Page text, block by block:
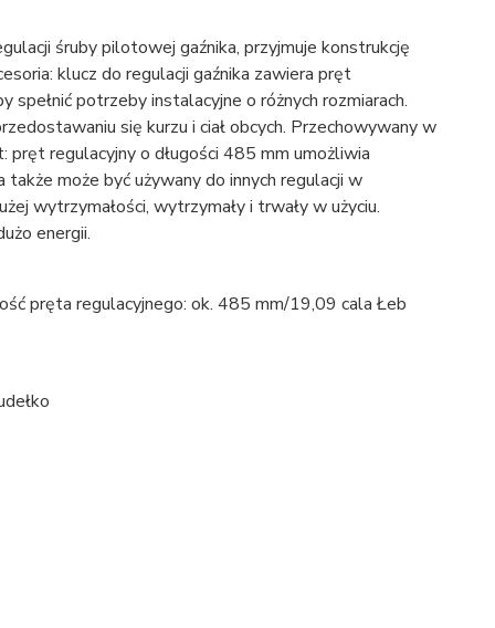
śruby pilotowej gaźnika, przyjmuje konstrukcję
klucz do regulacji gaźnika zawiera pręt
potrzeby instalacyjne o różnych rozmiarach.
się kurzu i ciał obcych. Przechowywany w
regulacyjny o długości 485 mm umożliwia
może być używany do innych regulacji w
wytrzymałości, wytrzymały i trwały w użyciu.
energii.
pręta regulacyjnego: ok. 485 mm/19,09 cala Łeb